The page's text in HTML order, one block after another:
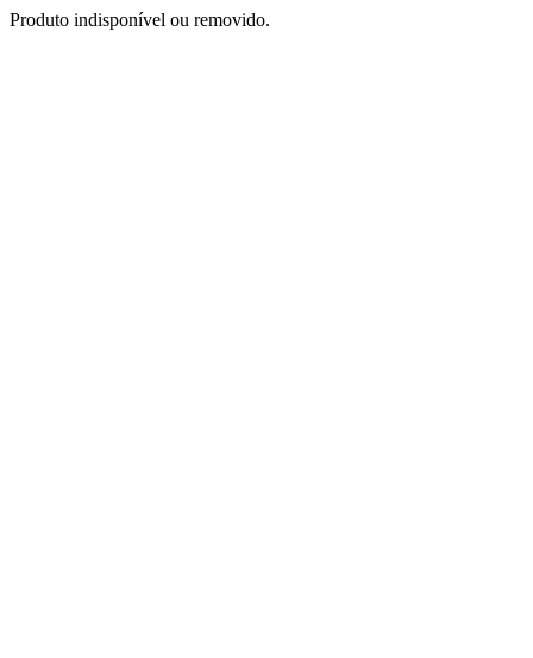
Produto indisponível ou removido.